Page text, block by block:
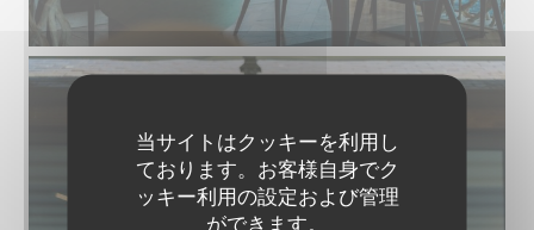
当サイトはクッキーを利用し
ております。お客様自身でク
ッキー利用の設定および管理
ができます。